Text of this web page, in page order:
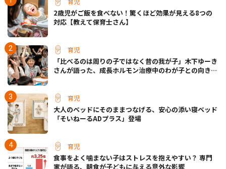
2歳児がご飯を食べない！驚くほど効果が見える8つの
対応【教えて保育士さん】
育児
「比べるのは周りの子ではなく昔の我が子」木下ゆーき
さんが語った、成長ホルモン治療中のわが子との向き合
育児
大人のベッドにそのままつなげる、安心の添い寝ベッド
「そいねーるADプラス」登場
育児
食事をよく噛まない子はストレスを抱えやすい？ 専門
家が語る、朝食が子どもに与える意外な影響